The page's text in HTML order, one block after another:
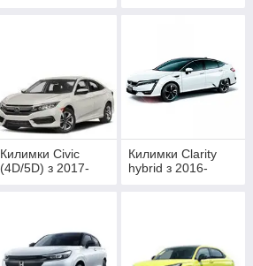
Килимки Civic
(4D/5D) з 2017-
Килимки Clarity
hybrid з 2016-